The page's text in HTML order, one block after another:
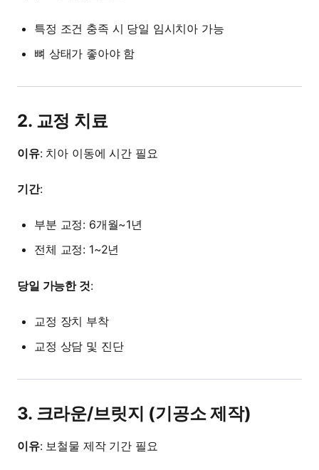
특정 조건 충족 시 당일 임시치아 가능
뼈 상태가 좋아야 함
2. 교정 치료
이유: 치아 이동에 시간 필요
기간:
부분 교정: 6개월~1년
전체 교정: 1~2년
당일 가능한 것:
교정 장치 부착
교정 상담 및 진단
3. 크라운/브릿지 (기공소 제작)
이유: 보철물 제작 기간 필요